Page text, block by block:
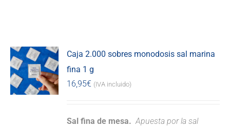
Caja 2.000 sobres monodosis sal marina
fina 1 g
16,95€ (IVA incluido)
Sal fina de mesa. Apuesta por la sal